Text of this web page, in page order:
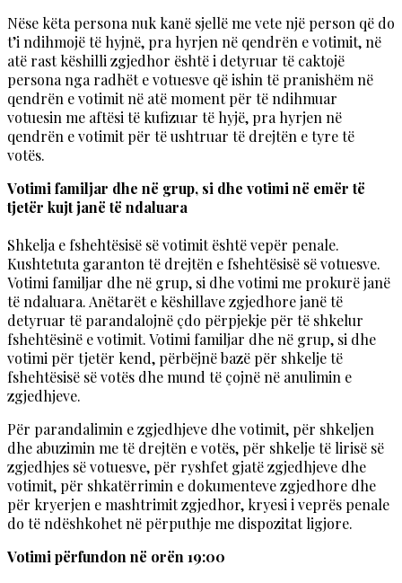
Nëse këta persona nuk kanë sjellë me vete një person që do
t’i ndihmojë të hyjnë, pra hyrjen në qendrën e votimit, në
atë rast këshilli zgjedhor është i detyruar të caktojë
persona nga radhët e votuesve që ishin të pranishëm në
qendrën e votimit në atë moment për të ndihmuar
votuesin me aftësi të kufizuar të hyjë, pra hyrjen në
qendrën e votimit për të ushtruar të drejtën e tyre të
votës.
Votimi familjar dhe në grup, si dhe votimi në emër të
tjetër kujt janë të ndaluara
Shkelja e fshehtësisë së votimit është vepër penale.
Kushtetuta garanton të drejtën e fshehtësisë së votuesve.
Votimi familjar dhe në grup, si dhe votimi me prokurë janë
të ndaluara. Anëtarët e këshillave zgjedhore janë të
detyruar të parandalojnë çdo përpjekje për të shkelur
fshehtësinë e votimit. Votimi familjar dhe në grup, si dhe
votimi për tjetër kend, përbëjnë bazë për shkelje të
fshehtësisë së votës dhe mund të çojnë në anulimin e
zgjedhjeve.
Për parandalimin e zgjedhjeve dhe votimit, për shkeljen
dhe abuzimin me të drejtën e votës, për shkelje të lirisë së
zgjedhjes së votuesve, për ryshfet gjatë zgjedhjeve dhe
votimit, për shkatërrimin e dokumenteve zgjedhore dhe
për kryerjen e mashtrimit zgjedhor, kryesi i veprës penale
do të ndëshkohet në përputhje me dispozitat ligjore.
Votimi përfundon në orën 19:00